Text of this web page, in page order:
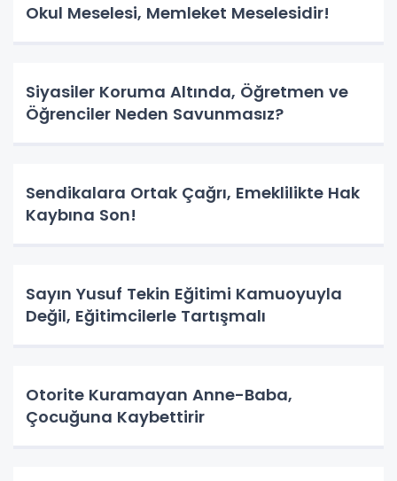
Okul Meselesi, Memleket Meselesidir!
Siyasiler Koruma Altında, Öğretmen ve
Öğrenciler Neden Savunmasız?
Sendikalara Ortak Çağrı, Emeklilikte Hak
Kaybına Son!
Sayın Yusuf Tekin Eğitimi Kamuoyuyla
Değil, Eğitimcilerle Tartışmalı
Otorite Kuramayan Anne-Baba,
Çocuğuna Kaybettirir